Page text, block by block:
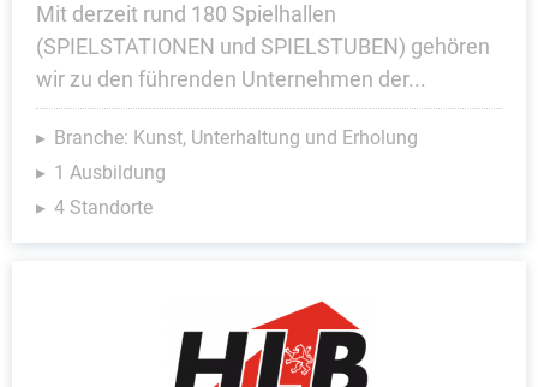
Mit derzeit rund 180 Spielhallen
(SPIELSTATIONEN und SPIELSTUBEN) gehören
wir zu den führenden Unternehmen der...
Branche: Kunst, Unterhaltung und Erholung
1 Ausbildung
4 Standorte